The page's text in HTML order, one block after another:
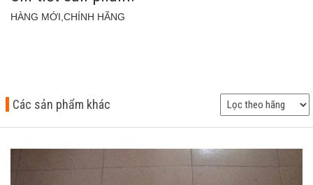
HÀNG MỚI,CHÍNH HÃNG
Các sản phẩm khác